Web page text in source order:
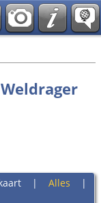
| Alles |